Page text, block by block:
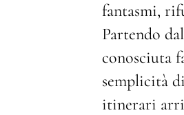
fantasmi,
Partendo
conosciuta
semplicità
itinerari